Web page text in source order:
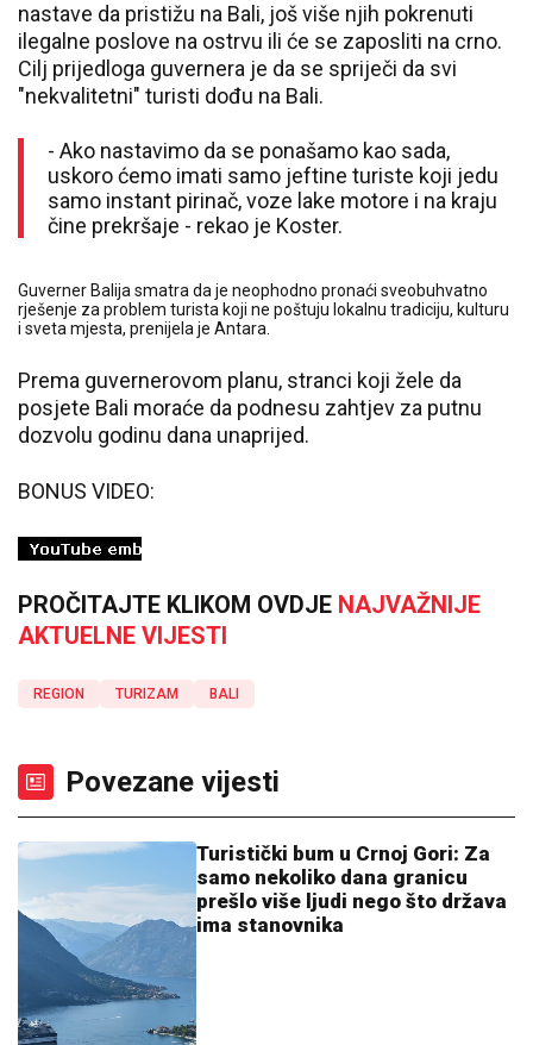
nastave da pristižu na Bali, još više njih pokrenuti
ilegalne poslove na ostrvu ili će se zaposliti na crno.
Cilj prijedloga guvernera je da se spriječi da svi
"nekvalitetni" turisti dođu na Bali.
- Ako nastavimo da se ponašamo kao sada,
uskoro ćemo imati samo jeftine turiste koji jedu
samo instant pirinač, voze lake motore i na kraju
čine prekršaje - rekao je Koster.
Guverner Balija smatra da je neophodno pronaći sveobuhvatno
rješenje za problem turista koji ne poštuju lokalnu tradiciju, kulturu
i sveta mjesta, prenijela je Antara.
Prema guvernerovom planu, stranci koji žele da
posjete Bali moraće da podnesu zahtjev za putnu
dozvolu godinu dana unaprijed.
BONUS VIDEO:
PROČITAJTE KLIKOM OVDJE NAJVAŽNIJE
AKTUELNE VIJESTI
REGION TURIZAM BALI
Povezane vijesti
Turistički bum u Crnoj Gori: Za
samo nekoliko dana granicu
prešlo više ljudi nego što država
ima stanovnika